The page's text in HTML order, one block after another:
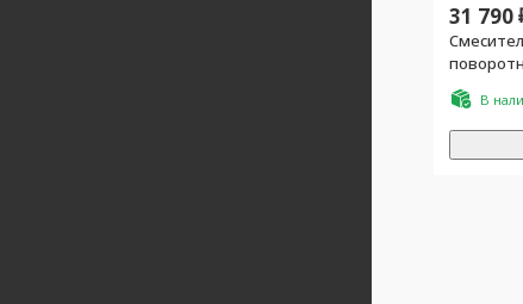
31 790
(корпус
В